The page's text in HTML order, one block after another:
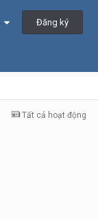
Đăng ký
Tất cả hoạt động